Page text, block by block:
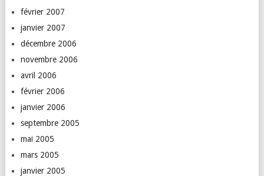
février 2007
janvier 2007
décembre 2006
novembre 2006
avril 2006
février 2006
janvier 2006
septembre 2005
mai 2005
mars 2005
janvier 2005